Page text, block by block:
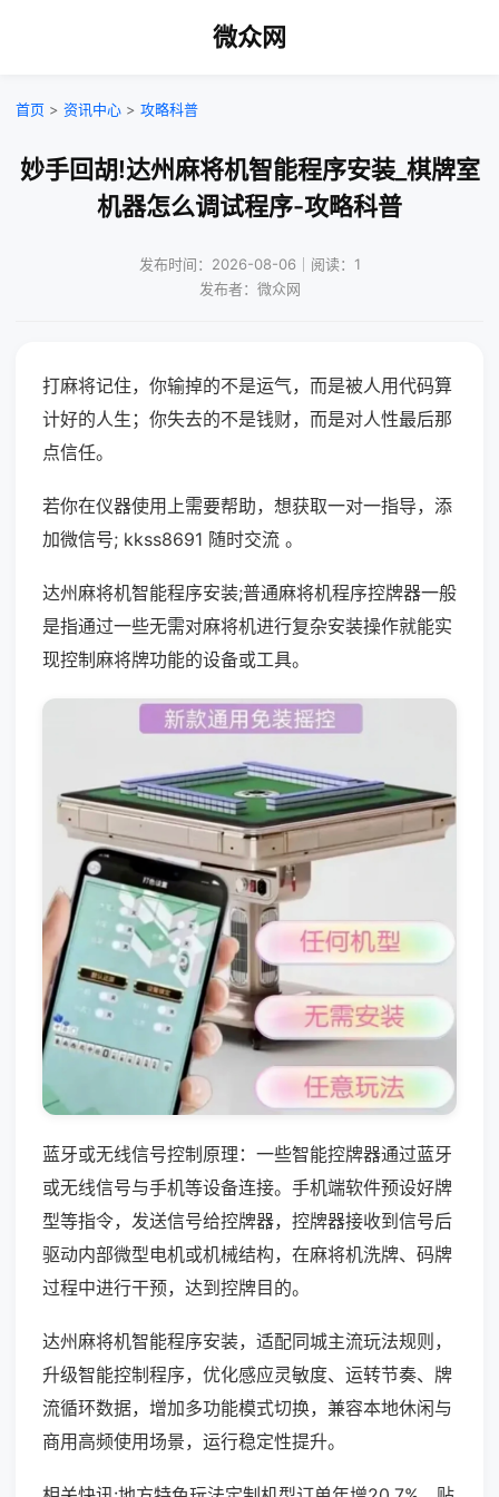
微众网
首页 > 资讯中心 > 攻略科普
妙手回胡!达州麻将机智能程序安装_棋牌室
机器怎么调试程序-攻略科普
发布时间：2026-08-06｜阅读：1
发布者：微众网
打麻将记住，你输掉的不是运气，而是被人用代码算
计好的人生；你失去的不是钱财，而是对人性最后那
点信任。
若你在仪器使用上需要帮助，想获取一对一指导，添
加微信号; kkss8691 随时交流 。
达州麻将机智能程序安装;普通麻将机程序控牌器一般
是指通过一些无需对麻将机进行复杂安装操作就能实
现控制麻将牌功能的设备或工具。
蓝牙或无线信号控制原理：一些智能控牌器通过蓝牙
或无线信号与手机等设备连接。手机端软件预设好牌
型等指令，发送信号给控牌器，控牌器接收到信号后
驱动内部微型电机或机械结构，在麻将机洗牌、码牌
过程中进行干预，达到控牌目的。
达州麻将机智能程序安装，适配同城主流玩法规则，
升级智能控制程序，优化感应灵敏度、运转节奏、牌
流循环数据，增加多功能模式切换，兼容本地休闲与
商用高频使用场景，运行稳定性提升。